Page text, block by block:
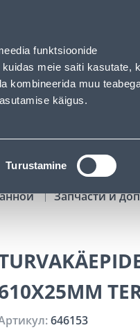
funktsioonide
meie saiti kasutate,
kombineerida muu
käigus.
Turustamine
Предложения о работе
РАССРОЧКА
Запчасти и
646153